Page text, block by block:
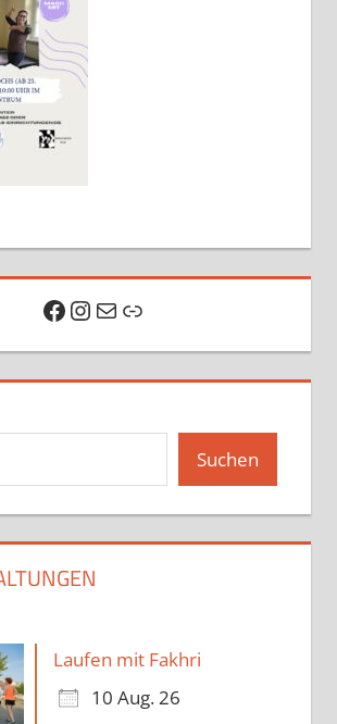
Facebook
Instagram
E-Mail
Link
Suchen
Laufen mit Fakhri
10 Aug. 26